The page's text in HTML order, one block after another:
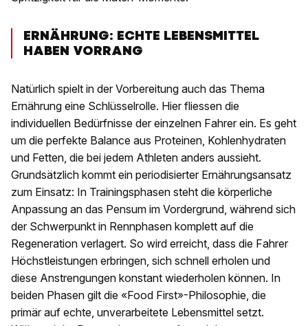
ERNÄHRUNG: ECHTE LEBENSMITTEL
HABEN VORRANG
Natürlich spielt in der Vorbereitung auch das Thema
Ernährung eine Schlüsselrolle. Hier fliessen die
individuellen Bedürfnisse der einzelnen Fahrer ein. Es geht
um die perfekte Balance aus Proteinen, Kohlenhydraten
und Fetten, die bei jedem Athleten anders aussieht.
Grundsätzlich kommt ein periodisierter Ernährungsansatz
zum Einsatz: In Trainingsphasen steht die körperliche
Anpassung an das Pensum im Vordergrund, während sich
der Schwerpunkt in Rennphasen komplett auf die
Regeneration verlagert. So wird erreicht, dass die Fahrer
Höchstleistungen erbringen, sich schnell erholen und
diese Anstrengungen konstant wiederholen können. In
beiden Phasen gilt die «Food First»-Philosophie, die
primär auf echte, unverarbeitete Lebensmittel setzt.